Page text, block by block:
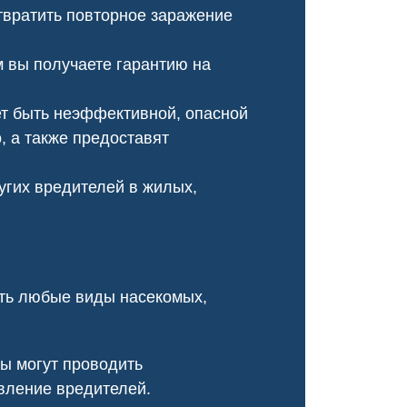
повторное заражение
получаете гарантию на
быть неэффективной, опасной
также предоставят
вредителей в жилых,
любые виды насекомых,
могут проводить
вредителей.